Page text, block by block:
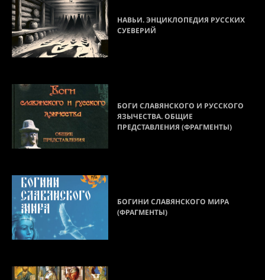
НАВЬИ. ЭНЦИКЛОПЕДИЯ РУССКИХ
СУЕВЕРИЙ
БОГИ СЛАВЯНСКОГО И РУССКОГО
ЯЗЫЧЕСТВА. ОБЩИЕ
ПРЕДСТАВЛЕНИЯ (ФРАГМЕНТЫ)
БОГИНИ СЛАВЯНСКОГО МИРА
(ФРАГМЕНТЫ)